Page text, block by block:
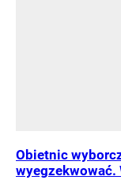
Obietnic
wyegzekwować.